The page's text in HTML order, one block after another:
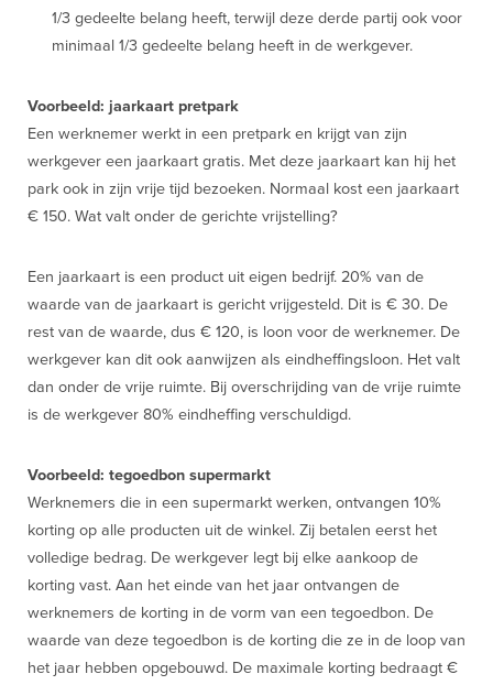
1/3 gedeelte belang heeft, terwijl deze derde partij ook voor
minimaal 1/3 gedeelte belang heeft in de werkgever.
Voorbeeld: jaarkaart pretpark
Een werknemer werkt in een pretpark en krijgt van zijn
werkgever een jaarkaart gratis. Met deze jaarkaart kan hij het
park ook in zijn vrije tijd bezoeken. Normaal kost een jaarkaart
€ 150. Wat valt onder de gerichte vrijstelling?
Een jaarkaart is een product uit eigen bedrijf. 20% van de
waarde van de jaarkaart is gericht vrijgesteld. Dit is € 30. De
rest van de waarde, dus € 120, is loon voor de werknemer. De
werkgever kan dit ook aanwijzen als eindheffingsloon. Het valt
dan onder de vrije ruimte. Bij overschrijding van de vrije ruimte
is de werkgever 80% eindheffing verschuldigd.
Voorbeeld: tegoedbon supermarkt
Werknemers die in een supermarkt werken, ontvangen 10%
korting op alle producten uit de winkel. Zij betalen eerst het
volledige bedrag. De werkgever legt bij elke aankoop de
korting vast. Aan het einde van het jaar ontvangen de
werknemers de korting in de vorm van een tegoedbon. De
waarde van deze tegoedbon is de korting die ze in de loop van
het jaar hebben opgebouwd. De maximale korting bedraagt €